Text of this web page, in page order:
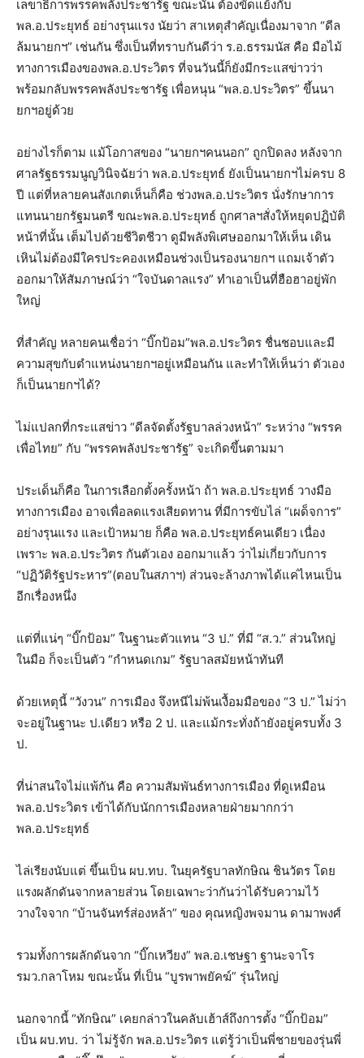
เลขาธิการพรรคพลังประชารัฐ ขณะนั้น ต้องขัดแย้งกับ
พล.อ.ประยุทธ์ อย่างรุนแรง นัยว่า สาเหตุสำคัญเนื่องมาจาก “ดีล
ล้มนายกฯ” เช่นกัน ซึ่งเป็นที่ทราบกันดีว่า ร.อ.ธรรมนัส คือ มือไม้
ทางการเมืองของพล.อ.ประวิตร ที่จนวันนี้ก็ยังมีกระแสข่าวว่า
พร้อมกลับพรรคพลังประชารัฐ เพื่อหนุน “พล.อ.ประวิตร” ขึ้นนา
ยกฯอยู่ด้วย
อย่างไรก็ตาม แม้โอกาสของ “นายกฯคนนอก” ถูกปิดลง หลังจาก
ศาลรัฐธรรมนูญวินิจฉัยว่า พล.อ.ประยุทธ์ ยังเป็นนายกฯไม่ครบ 8
ปี แต่ที่หลายคนสังเกตเห็นก็คือ ช่วงพล.อ.ประวิตร นั่งรักษาการ
แทนนายกรัฐมนตรี ขณะพล.อ.ประยุทธ์ ถูกศาลฯสั่งให้หยุดปฏิบัติ
หน้าที่นั้น เต็มไปด้วยชีวิตชีวา ดูมีพลังพิเศษออกมาให้เห็น เดิน
เหินไม่ต้องมีใครประคองเหมือนช่วงเป็นรองนายกฯ แถมเจ้าตัว
ออกมาให้สัมภาษณ์ว่า “ใจบันดาลแรง” ทำเอาเป็นที่ฮือฮาอยู่พัก
ใหญ่
ที่สำคัญ หลายคนเชื่อว่า “บิ๊กป้อม”พล.อ.ประวิตร ชื่นชอบและมี
ความสุขกับตำแหน่งนายกฯอยู่เหมือนกัน และทำให้เห็นว่า ตัวเอง
ก็เป็นนายกฯได้?
ไม่แปลกที่กระแสข่าว “ดีลจัดตั้งรัฐบาลล่วงหน้า” ระหว่าง “พรรค
เพื่อไทย” กับ “พรรคพลังประชารัฐ” จะเกิดขึ้นตามมา
ประเด็นก็คือ ในการเลือกตั้งครั้งหน้า ถ้า พล.อ.ประยุทธ์ วางมือ
ทางการเมือง อาจเพื่อลดแรงเสียดทาน ที่มีการขับไล่ “เผด็จการ”
อย่างรุนแรง และเป้าหมาย ก็คือ พล.อ.ประยุทธ์คนเดียว เนื่อง
เพราะ พล.อ.ประวิตร กันตัวเอง ออกมาแล้ว ว่าไม่เกี่ยวกับการ
“ปฏิวัติรัฐประหาร”(ตอบในสภาฯ) ส่วนจะล้างภาพได้แค่ไหนเป็น
อีกเรื่องหนึ่ง
แต่ที่แน่ๆ “บิ๊กป้อม” ในฐานะตัวแทน “3 ป.” ที่มี “ส.ว.” ส่วนใหญ่
ในมือ ก็จะเป็นตัว “กำหนดเกม” รัฐบาลสมัยหน้าทันที
ด้วยเหตุนี้ “วังวน” การเมือง จึงหนีไม่พ้นเงื้อมมือของ “3 ป.” ไม่ว่า
จะอยู่ในฐานะ ป.เดียว หรือ 2 ป. และแม้กระทั่งถ้ายังอยู่ครบทั้ง 3
ป.
ที่น่าสนใจไม่แพ้กัน คือ ความสัมพันธ์ทางการเมือง ที่ดูเหมือน
พล.อ.ประวิตร เข้าได้กับนักการเมืองหลายฝ่ายมากกว่า
พล.อ.ประยุทธ์
ไล่เรียงนับแต่ ขึ้นเป็น ผบ.ทบ. ในยุครัฐบาลทักษิณ ชินวัตร โดย
แรงผลักดันจากหลายส่วน โดยเฉพาะว่ากันว่าได้รับความไว้
วางใจจาก “บ้านจันทร์ส่องหล้า” ของ คุณหญิงพจมาน ดามาพงศ์
รวมทั้งการผลักดันจาก “บิ๊กเหวียง” พล.อ.เชษฐา ฐานะจาโร
รมว.กลาโหม ขณะนั้น ที่เป็น “บูรพาพยัคฆ์” รุ่นใหญ่
นอกจากนี้ “ทักษิณ” เคยกล่าวในคลับเฮ้าส์ถึงการตั้ง “บิ๊กป้อม”
เป็น ผบ.ทบ. ว่า ไม่รู้จัก พล.อ.ประวิตร แต่รู้ว่าเป็นพี่ชายของรุ่นพี่